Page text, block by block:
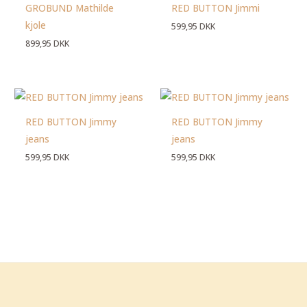
GROBUND Mathilde
kjole
899,95DKK
RED BUTTON Jimmi
599,95DKK
RED BUTTON Jimmy
jeans
599,95DKK
RED BUTTON Jimmy
jeans
599,95DKK